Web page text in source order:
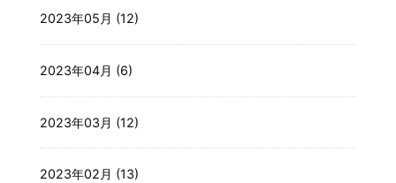
2023年05月 (12)
2023年04月 (6)
2023年03月 (12)
2023年02月 (13)